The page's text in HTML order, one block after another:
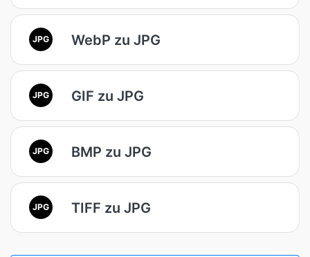
JPG WebP zu JPG
JPG GIF zu JPG
JPG BMP zu JPG
JPG TIFF zu JPG